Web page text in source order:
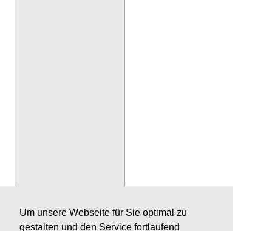
Um unsere Webseite für Sie optimal zu
gestalten und den Service fortlaufend